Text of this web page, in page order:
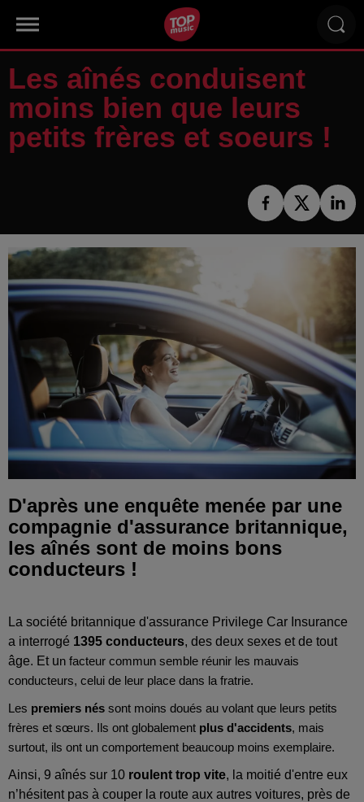
Les aînés conduisent
moins bien que leurs
petits frères et soeurs !
D'après une enquête menée par une
compagnie d'assurance britannique,
les aînés sont de moins bons
conducteurs !
La société britannique d'assurance Privilege Car Insurance
a interrogé 1395 conducteurs, des deux sexes et de tout
âge. Et un facteur commun semble réunir les mauvais
conducteurs, celui de leur place dans la fratrie.
Les premiers nés sont moins doués au volant que leurs petits
frères et sœurs. Ils ont globalement plus d'accidents, mais
surtout, ils ont un comportement beaucoup moins exemplaire.
Ainsi, 9 aînés sur 10 roulent trop vite, la moitié d'entre eux
n’hésitent pas à couper la route aux autres voitures, près de